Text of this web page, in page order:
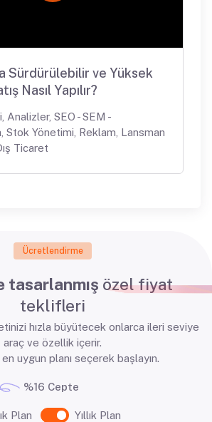
Sürdürülebilir ve Yüksek
Nasıl Yapılır?
Analizler, SEO - SEM -
Stok Yönetimi, Reklam, Lansman
Ticaret
Ücretlendirme
tasarlanmış özel fiyat
teklifleri
hızla büyütecek onlarca ileri seviye
araç ve özellik içerir.
en uygun planı seçerek başlayın.
Plan Yıllık Plan
%16 Cepte